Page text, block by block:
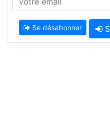
Se désabonner